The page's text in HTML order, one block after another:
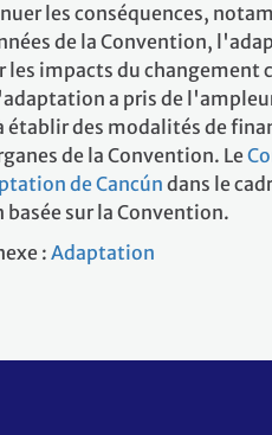
les conséquences,
de la Convention,
les impacts du changement
a pris de
établir des modalités de
de la Convention. Le
de Cancún dans le
sur la Convention.
:Adaptation